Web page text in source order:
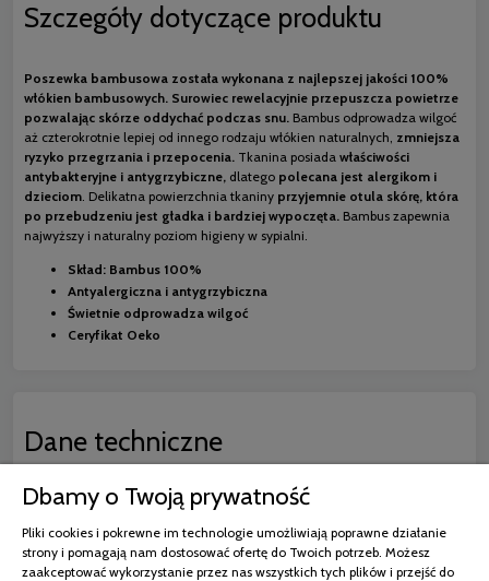
Szczegóły dotyczące produktu
Poszewka bambusowa została wykonana z najlepszej jakości 100%
włókien bambusowych. Surowiec rewelacyjnie przepuszcza powietrze
pozwalając skórze oddychać podczas snu. Bambus odprowadza wilgoć
aż czterokrotnie lepiej od innego rodzaju włókien naturalnych, zmniejsza
ryzyko przegrzania i przepocenia. Tkanina posiada właściwości
antybakteryjne i antygrzybiczne, dlatego polecana jest alergikom i
dzieciom. Delikatna powierzchnia tkaniny przyjemnie otula skórę, która
po przebudzeniu jest gładka i bardziej wypoczęta. Bambus zapewnia
najwyższy i naturalny poziom higieny w sypialni.
Skład: Bambus 100%
Antyalergiczna i antygrzybiczna
Świetnie odprowadza wilgoć
Ceryfikat Oeko
Dane techniczne
Kolor
Szary
Rodzaj
Dbamy o Twoją prywatność
Pliki cookies i pokrewne im technologie umożliwiają poprawne działanie
strony i pomagają nam dostosować ofertę do Twoich potrzeb. Możesz
zaakceptować wykorzystanie przez nas wszystkich tych plików i przejść do